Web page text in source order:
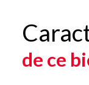
de ce